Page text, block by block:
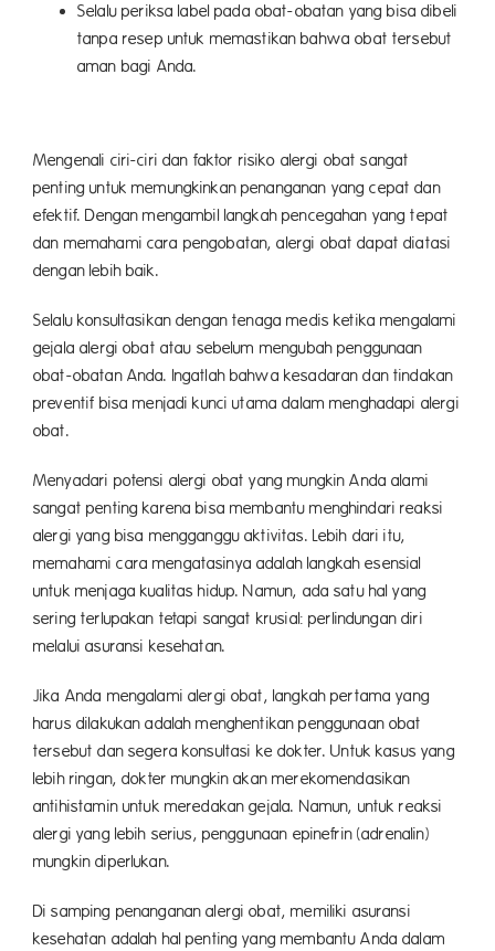
Selalu periksa label pada obat-obatan yang bisa dibeli
tanpa resep untuk memastikan bahwa obat tersebut
aman bagi Anda.
Mengenali ciri-ciri dan faktor risiko alergi obat sangat
penting untuk memungkinkan penanganan yang cepat dan
efektif. Dengan mengambil langkah pencegahan yang tepat
dan memahami cara pengobatan, alergi obat dapat diatasi
dengan lebih baik.
Selalu konsultasikan dengan tenaga medis ketika mengalami
gejala alergi obat atau sebelum mengubah penggunaan
obat-obatan Anda. Ingatlah bahwa kesadaran dan tindakan
preventif bisa menjadi kunci utama dalam menghadapi alergi
obat.
Menyadari potensi alergi obat yang mungkin Anda alami
sangat penting karena bisa membantu menghindari reaksi
alergi yang bisa mengganggu aktivitas. Lebih dari itu,
memahami cara mengatasinya adalah langkah esensial
untuk menjaga kualitas hidup. Namun, ada satu hal yang
sering terlupakan tetapi sangat krusial: perlindungan diri
melalui asuransi kesehatan.
Jika Anda mengalami alergi obat, langkah pertama yang
harus dilakukan adalah menghentikan penggunaan obat
tersebut dan segera konsultasi ke dokter. Untuk kasus yang
lebih ringan, dokter mungkin akan merekomendasikan
antihistamin untuk meredakan gejala. Namun, untuk reaksi
alergi yang lebih serius, penggunaan epinefrin (adrenalin)
mungkin diperlukan.
Di samping penanganan alergi obat, memiliki asuransi
kesehatan adalah hal penting yang membantu Anda dalam